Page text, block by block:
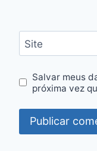
Site
Salvar meus
próxima vez